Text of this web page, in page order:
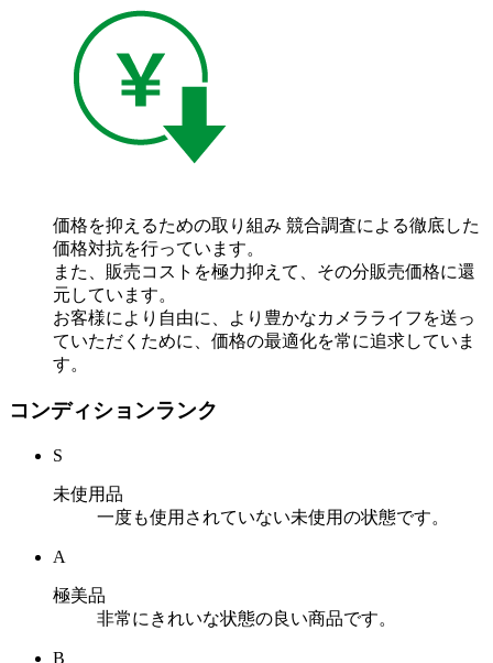
価格を抑えるための取り組み 競合調査による徹底した
価格対抗を行っています。
また、販売コストを極力抑えて、その分販売価格に還
元しています。
お客様により自由に、より豊かなカメラライフを送っ
ていただくために、価格の最適化を常に追求していま
す。
コンディションランク
S
未使用品
一度も使用されていない未使用の状態です。
A
極美品
非常にきれいな状態の良い商品です。
B